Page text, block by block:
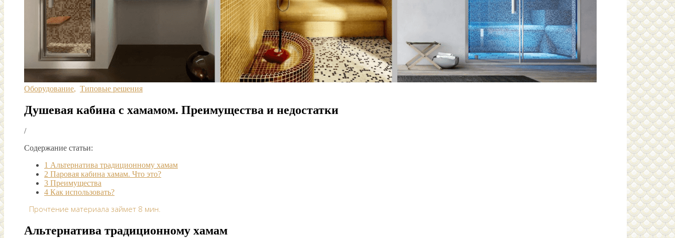
Оборудование, Типовые решения
Душевая кабина с хамамом. Преимущества и недостатки
/
Содержание статьи:
1 Альтернатива традиционному хамам
2 Паровая кабина хамам. Что это?
3 Преимущества
4 Как использовать?
Прочтение материала займет 8 мин.
Альтернатива традиционному хамам